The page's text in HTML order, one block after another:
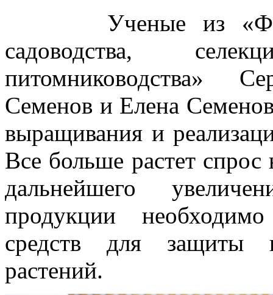
Ученые из
садоводства,
питомниководства»
Семенов и Елена
выращивания и
Все больше растет
дальнейшего
продукции
средств для защиты
растений.